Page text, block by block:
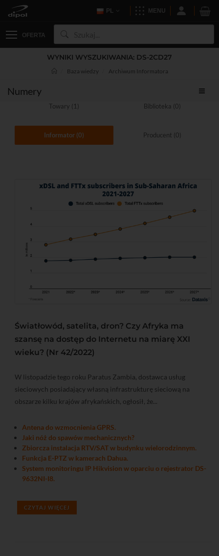
PL MENU
OFERTA
WYNIKI WYSZUKIWANIA: DS-2CD27
Baza wiedzy Archiwum Informatora
Numery
Towary (1) Biblioteka (0)
Informator (0) Producent (0)
Światłowód, satelita, dron? Czy Afryka ma
szansę na dostęp do Internetu na miarę XXI
wieku? (Nr 42/2022)
W listopadzie tego roku Paratus Zambia, dostawca usług
sieciowych posiadający własną infrastrukturę sieciową na
obszarze kilku krajów afrykańskich, ogłosił, że...
Antena do wzmocnienia GPRS.
Jaki nóż do spawów mechanicznych?
Zbiorcza instalacja RTV/SAT w budynku wielorodzinnym.
Funkcja E-PTZ w kamerach Dahua.
System monitoringu IP Hikvision w oparciu o rejestrator DS-
9632NI-I8.
CZYTAJ WIĘCEJ